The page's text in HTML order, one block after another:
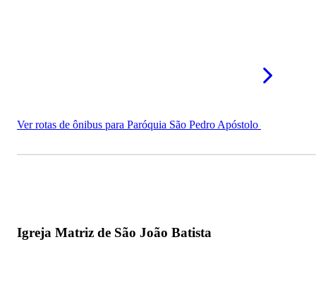
Ver rotas de ônibus para Paróquia São Pedro Apóstolo
Igreja Matriz de São João Batista